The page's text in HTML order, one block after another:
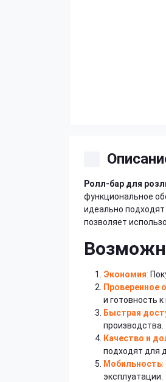
Ролл-бар для
функциональное
идеально
позволяет
Экономия:
Проверенное
и готовность
Быстрая
производства.
Качество и
подходят для
Мобильность:
эксплуатации.